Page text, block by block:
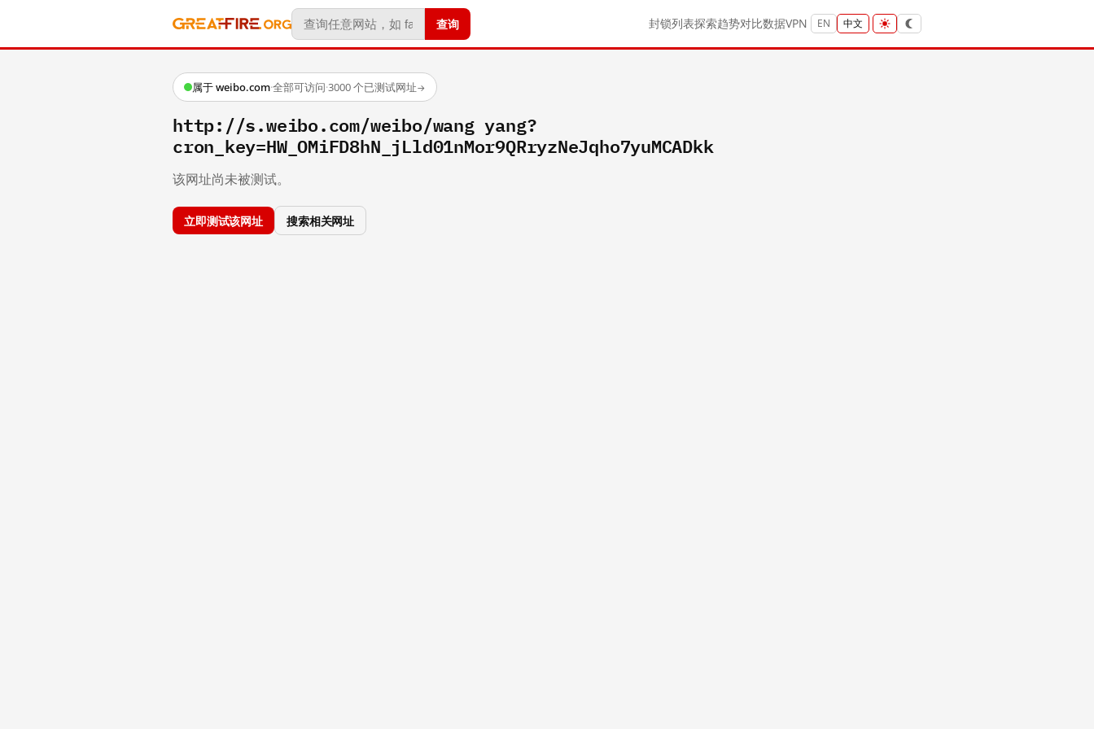
查询 封锁列表探索趋势对比数据VPN EN 中文
属于 weibo.com·全部可访问·3000 个已测试网址→
http://s.weibo.com/weibo/wang yang?
cron_key=HW_OMiFD8hN_jLld01nMor9QRryzNeJqho7yuMCADkk
该网址尚未被测试。
立即测试该网址 搜索相关网址